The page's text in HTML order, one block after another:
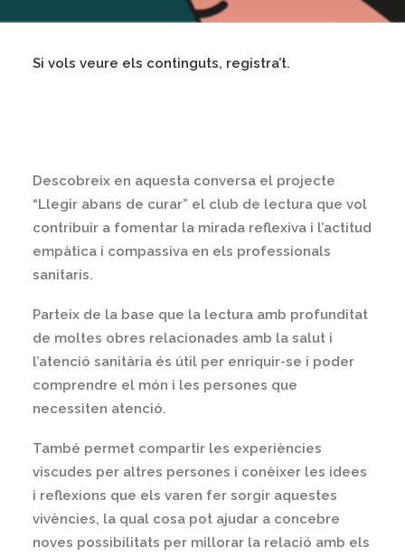
Si vols veure els continguts, registra’t.
Descobreix en aquesta conversa el projecte
“Llegir abans de curar” el club de lectura que vol
contribuir a fomentar la mirada reflexiva i l’actitud
empàtica i compassiva en els professionals
sanitaris.
Parteix de la base que la lectura amb profunditat
de moltes obres relacionades amb la salut i
l’atenció sanitària és útil per enriquir-se i poder
comprendre el món i les persones que
necessiten atenció.
També permet compartir les experiències
viscudes per altres persones i conèixer les idees
i reflexions que els varen fer sorgir aquestes
vivències, la qual cosa pot ajudar a concebre
noves possibilitats per millorar la relació amb els